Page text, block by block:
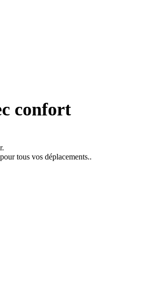
confort
tous vos déplacements..